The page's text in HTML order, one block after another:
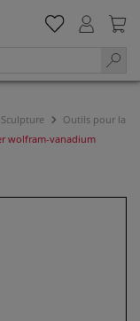
Sculpture
Outils pour la
wolfram-vanadium